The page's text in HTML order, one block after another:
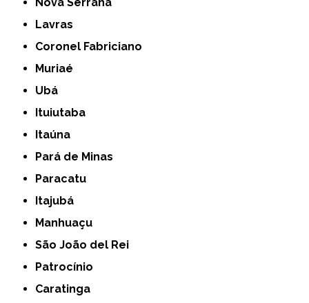
Lavras
Coronel Fabriciano
Muriaé
Ubá
Ituiutaba
Itaúna
Pará de Minas
Paracatu
Itajubá
Manhuaçu
São João del Rei
Patrocínio
Caratinga